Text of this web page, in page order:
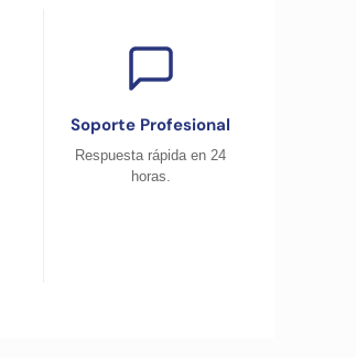
Soporte Profesional
Respuesta rápida en 24
horas.